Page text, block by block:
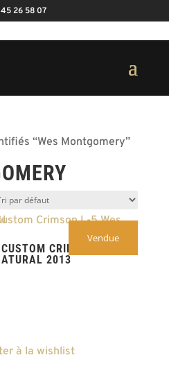
26 58 07
“Wes Montgomery”
Vendue
CRIMSON L-5
2013
à la wishlist